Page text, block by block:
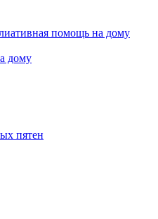
помощь на дому
дому
пятен